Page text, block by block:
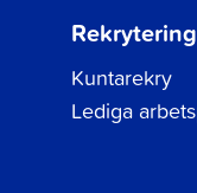
Rekrytering
Kuntarekry
Lediga